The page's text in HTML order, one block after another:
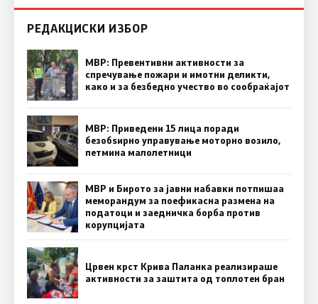
РЕДАКЦИСКИ ИЗБОР
МВР: Превентивни активности за
спречување пожари и имотни деликти,
како и за безбедно учество во сообраќајот
МВР: Приведени 15 лица поради
безобѕирно управување моторно возило,
петмина малолетници
МВР и Бирото за јавни набавки потпишаа
меморандум за поефикасна размена на
податоци и заедничка борба против
корупцијата
Црвен крст Крива Паланка реализираше
активности за заштита од топлотен бран